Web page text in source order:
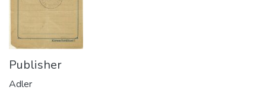
Publisher
Adler